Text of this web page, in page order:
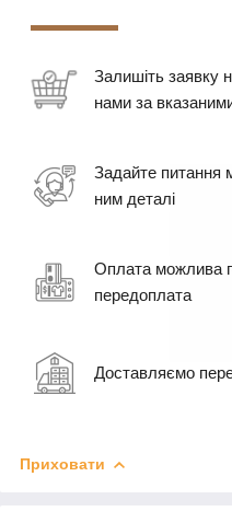
Залишіть заявку
нами за
Задайте питання
ним деталі
Оплата можлива
передоплата
Доставляємо
Приховати